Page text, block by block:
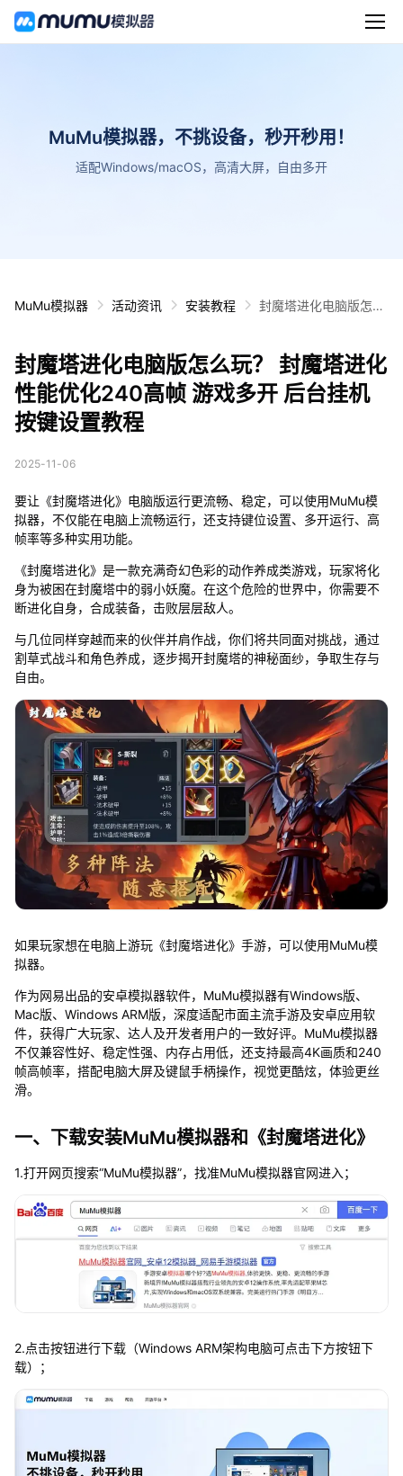
MuMu模拟器，不挑设备，秒开秒用！
适配Windows/macOS，高清大屏，自由多开
MuMu模拟器 活动资讯 安装教程
封魔塔进化电脑版怎么
后台挂机 按键设置教程
封魔塔进化电脑版怎么玩？ 封魔塔进化
性能优化240高帧 游戏多开 后台挂机
按键设置教程
2025-11-06
要让《封魔塔进化》电脑版运行更流畅、稳定，可以使用MuMu模
拟器，不仅能在电脑上流畅运行，还支持键位设置、多开运行、高
帧率等多种实用功能。
《封魔塔进化》是一款充满奇幻色彩的动作养成类游戏，玩家将化
身为被困在封魔塔中的弱小妖魔。在这个危险的世界中，你需要不
断进化自身，合成装备，击败层层敌人。
与几位同样穿越而来的伙伴并肩作战，你们将共同面对挑战，通过
割草式战斗和角色养成，逐步揭开封魔塔的神秘面纱，争取生存与
自由。
如果玩家想在电脑上游玩《封魔塔进化》手游，可以使用MuMu模
拟器。
作为网易出品的安卓模拟器软件，MuMu模拟器有Windows版、
Mac版、Windows ARM版，深度适配市面主流手游及安卓应用软
件，获得广大玩家、达人及开发者用户的一致好评。MuMu模拟器
不仅兼容性好、稳定性强、内存占用低，还支持最高4K画质和240
帧高帧率，搭配电脑大屏及键鼠手柄操作，视觉更酷炫，体验更丝
滑。
一、下载安装MuMu模拟器和《封魔塔进化》
1.打开网页搜索“MuMu模拟器”，找准MuMu模拟器官网进入；
2.点击按钮进行下载（Windows ARM架构电脑可点击下方按钮下
载）；